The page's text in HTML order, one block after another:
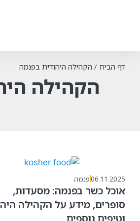
דף הבית / הקהילה היהודית בפנמה
הקהילה
06.11.2025פנמה
אוכל כשר בפנמה: מסעדות,
סופרים, מידע על הקהילה
וטיפים נוספים